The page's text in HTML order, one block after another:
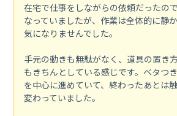
在宅で仕事をしながらの依頼だったの
なっていましたが、作業は全体的に静
気になりませんでした。
手元の動きも無駄がなく、道具の置き
もきちんとしている感じです。ベタつ
を中心に進めていて、終わったあとは
変わっていました。